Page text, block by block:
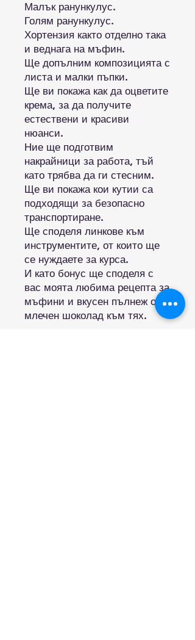
Малък ранункулус.
Голям ранункулус.
Хортензия както отделно така
и веднага на мъфин.
Ще допълним композицията с
листа и малки пъпки.
Ще ви покажа как да оцветите
крема, за да получите
естествени и красиви
нюанси.
Ние ще подготвим
накрайници за работа, тъй
като трябва да ги стесним.
Ще ви покажа кои кутии са
подходящи за безопасно
транспортиране.
Ще споделя линкове към
инструментите, от които ще
се нуждаете за курса.
И като бонус ще споделя с
вас моята любима рецепта за
мъфини и вкусен пълнеж от
млечен шоколад към тях.